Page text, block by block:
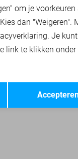
Opslaan
om je voorkeuren
dan "Weigeren".
Je
link te klikken onder